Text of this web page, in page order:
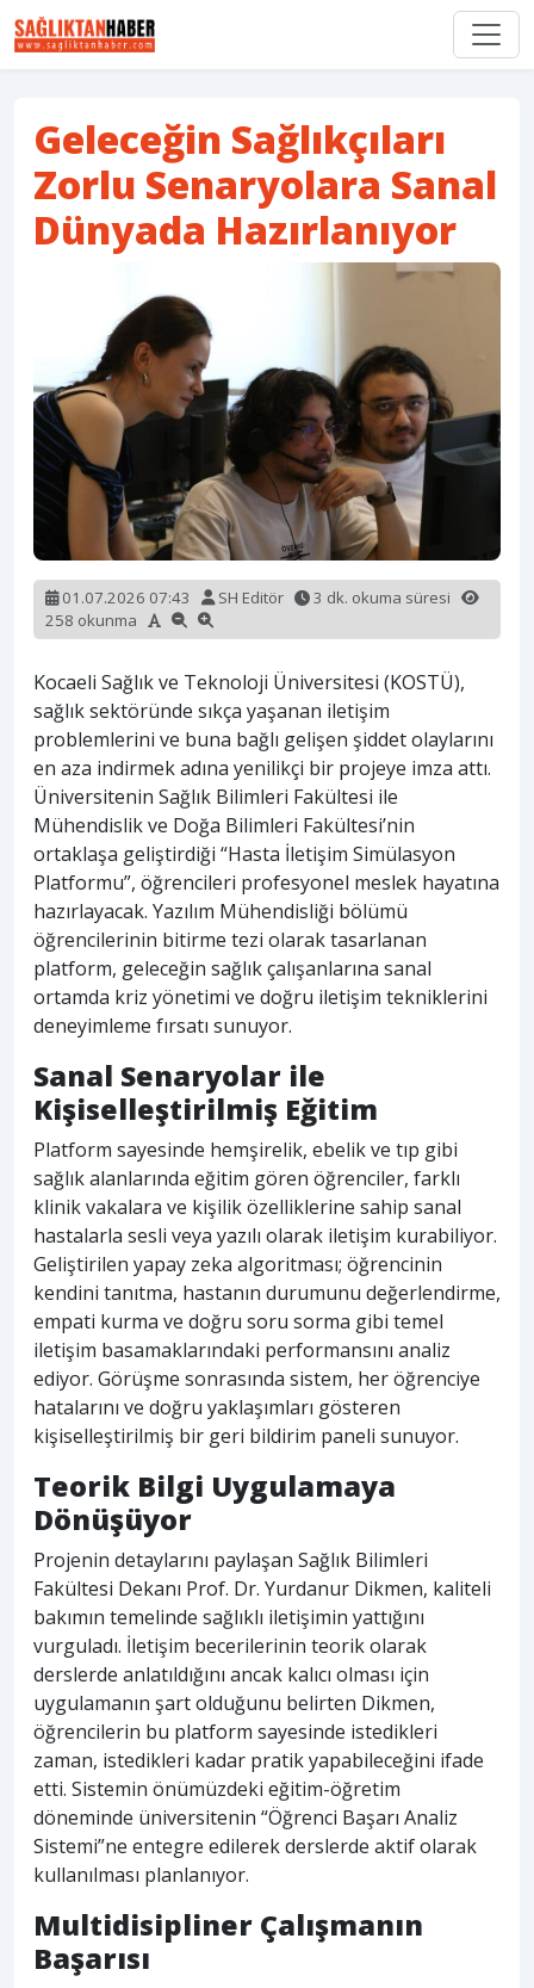
Geleceğin Sağlıkçıları
Zorlu Senaryolara Sanal
Dünyada Hazırlanıyor
01.07.2026 07:43 SH Editör
3 dk. okuma süresi
258 okunma
Kocaeli Sağlık ve Teknoloji Üniversitesi (KOSTÜ),
sağlık sektöründe sıkça yaşanan iletişim
problemlerini ve buna bağlı gelişen şiddet olaylarını
en aza indirmek adına yenilikçi bir projeye imza attı.
Üniversitenin Sağlık Bilimleri Fakültesi ile
Mühendislik ve Doğa Bilimleri Fakültesi’nin
ortaklaşa geliştirdiği “Hasta İletişim Simülasyon
Platformu”, öğrencileri profesyonel meslek hayatına
hazırlayacak. Yazılım Mühendisliği bölümü
öğrencilerinin bitirme tezi olarak tasarlanan
platform, geleceğin sağlık çalışanlarına sanal
ortamda kriz yönetimi ve doğru iletişim tekniklerini
deneyimleme fırsatı sunuyor.
Sanal Senaryolar ile
Kişiselleştirilmiş Eğitim
Platform sayesinde hemşirelik, ebelik ve tıp gibi
sağlık alanlarında eğitim gören öğrenciler, farklı
klinik vakalara ve kişilik özelliklerine sahip sanal
hastalarla sesli veya yazılı olarak iletişim kurabiliyor.
Geliştirilen yapay zeka algoritması; öğrencinin
kendini tanıtma, hastanın durumunu değerlendirme,
empati kurma ve doğru soru sorma gibi temel
iletişim basamaklarındaki performansını analiz
ediyor. Görüşme sonrasında sistem, her öğrenciye
hatalarını ve doğru yaklaşımları gösteren
kişiselleştirilmiş bir geri bildirim paneli sunuyor.
Teorik Bilgi Uygulamaya
Dönüşüyor
Projenin detaylarını paylaşan Sağlık Bilimleri
Fakültesi Dekanı Prof. Dr. Yurdanur Dikmen, kaliteli
bakımın temelinde sağlıklı iletişimin yattığını
vurguladı. İletişim becerilerinin teorik olarak
derslerde anlatıldığını ancak kalıcı olması için
uygulamanın şart olduğunu belirten Dikmen,
öğrencilerin bu platform sayesinde istedikleri
zaman, istedikleri kadar pratik yapabileceğini ifade
etti. Sistemin önümüzdeki eğitim-öğretim
döneminde üniversitenin “Öğrenci Başarı Analiz
Sistemi”ne entegre edilerek derslerde aktif olarak
kullanılması planlanıyor.
Multidisipliner Çalışmanın
Başarısı